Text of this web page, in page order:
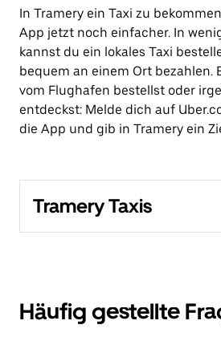
In Tramery ein Taxi zu
App jetzt noch einfacher. In
kannst du ein lokales Taxi
bequem an einem Ort bezahlen.
vom Flughafen bestellst oder
entdeckst: Melde dich auf
die App und gib in Tramery ein
Tramery Taxis
Häufig gestellte